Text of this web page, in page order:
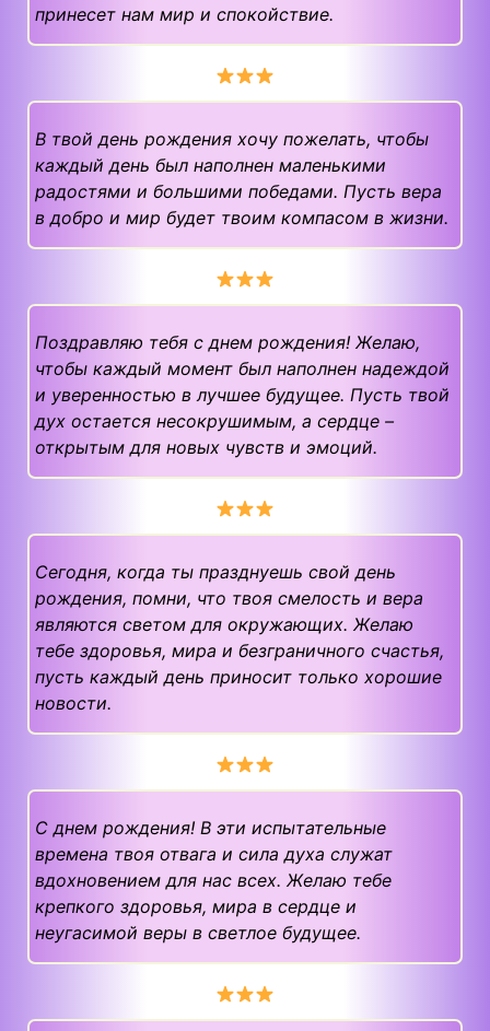
принесет нам мир и спокойствие.
В твой день рождения хочу пожелать, чтобы
каждый день был наполнен маленькими
радостями и большими победами. Пусть вера
в добро и мир будет твоим компасом в жизни.
Поздравляю тебя с днем рождения! Желаю,
чтобы каждый момент был наполнен надеждой
и уверенностью в лучшее будущее. Пусть твой
дух остается несокрушимым, а сердце –
открытым для новых чувств и эмоций.
Сегодня, когда ты празднуешь свой день
рождения, помни, что твоя смелость и вера
являются светом для окружающих. Желаю
тебе здоровья, мира и безграничного счастья,
пусть каждый день приносит только хорошие
новости.
С днем рождения! В эти испытательные
времена твоя отвага и сила духа служат
вдохновением для нас всех. Желаю тебе
крепкого здоровья, мира в сердце и
неугасимой веры в светлое будущее.